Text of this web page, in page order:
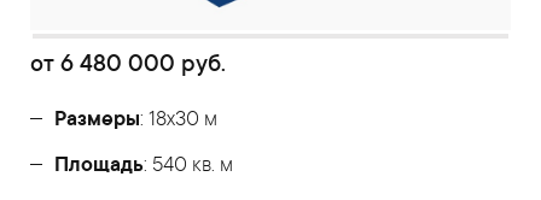
от 6 480 000 руб.
Размеры: 18х30 м
Площадь: 540 кв. м